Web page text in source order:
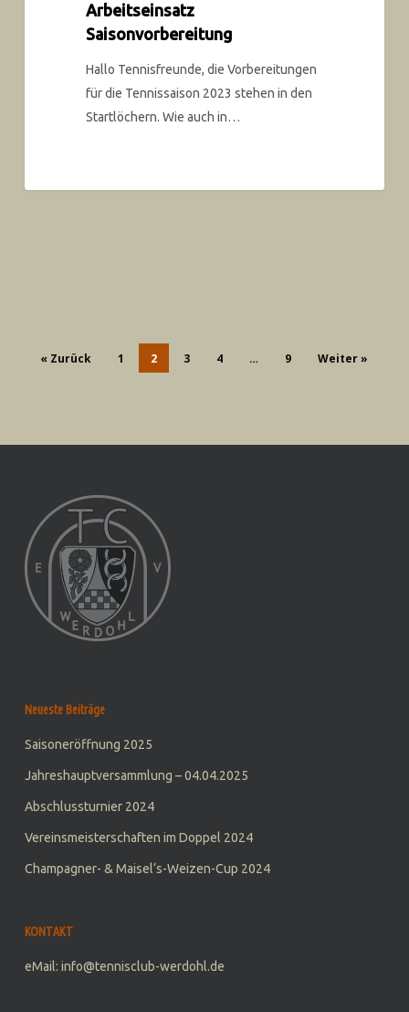
Arbeitseinsatz
Saisonvorbereitung
Hallo Tennisfreunde, die Vorbereitungen
für die Tennissaison 2023 stehen in den
Startlöchern. Wie auch in…
« Zurück 1 2 3 4 … 9 Weiter »
Neueste Beiträge
Saisoneröffnung 2025
Jahreshauptversammlung – 04.04.2025
Abschlussturnier 2024
Vereinsmeisterschaften im Doppel 2024
Champagner- & Maisel‘s-Weizen-Cup 2024
KONTAKT
eMail: info@tennisclub-werdohl.de